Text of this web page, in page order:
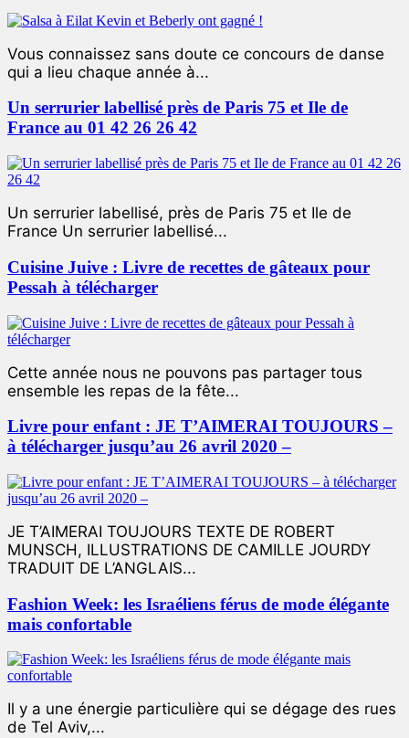
Vous connaissez sans doute ce concours de danse
qui a lieu chaque année à...
Un serrurier labellisé près de Paris 75 et Ile de
France au 01 42 26 26 42
Un serrurier labellisé, près de Paris 75 et Ile de
France Un serrurier labellisé...
Cuisine Juive : Livre de recettes de gâteaux pour
Pessah à télécharger
Cette année nous ne pouvons pas partager tous
ensemble les repas de la fête...
Livre pour enfant : JE T’AIMERAI TOUJOURS –
à télécharger jusqu’au 26 avril 2020 –
JE T’AIMERAI TOUJOURS TEXTE DE ROBERT
MUNSCH, ILLUSTRATIONS DE CAMILLE JOURDY
TRADUIT DE L’ANGLAIS...
Fashion Week: les Israéliens férus de mode élégante
mais confortable
Il y a une énergie particulière qui se dégage des rues
de Tel Aviv,...